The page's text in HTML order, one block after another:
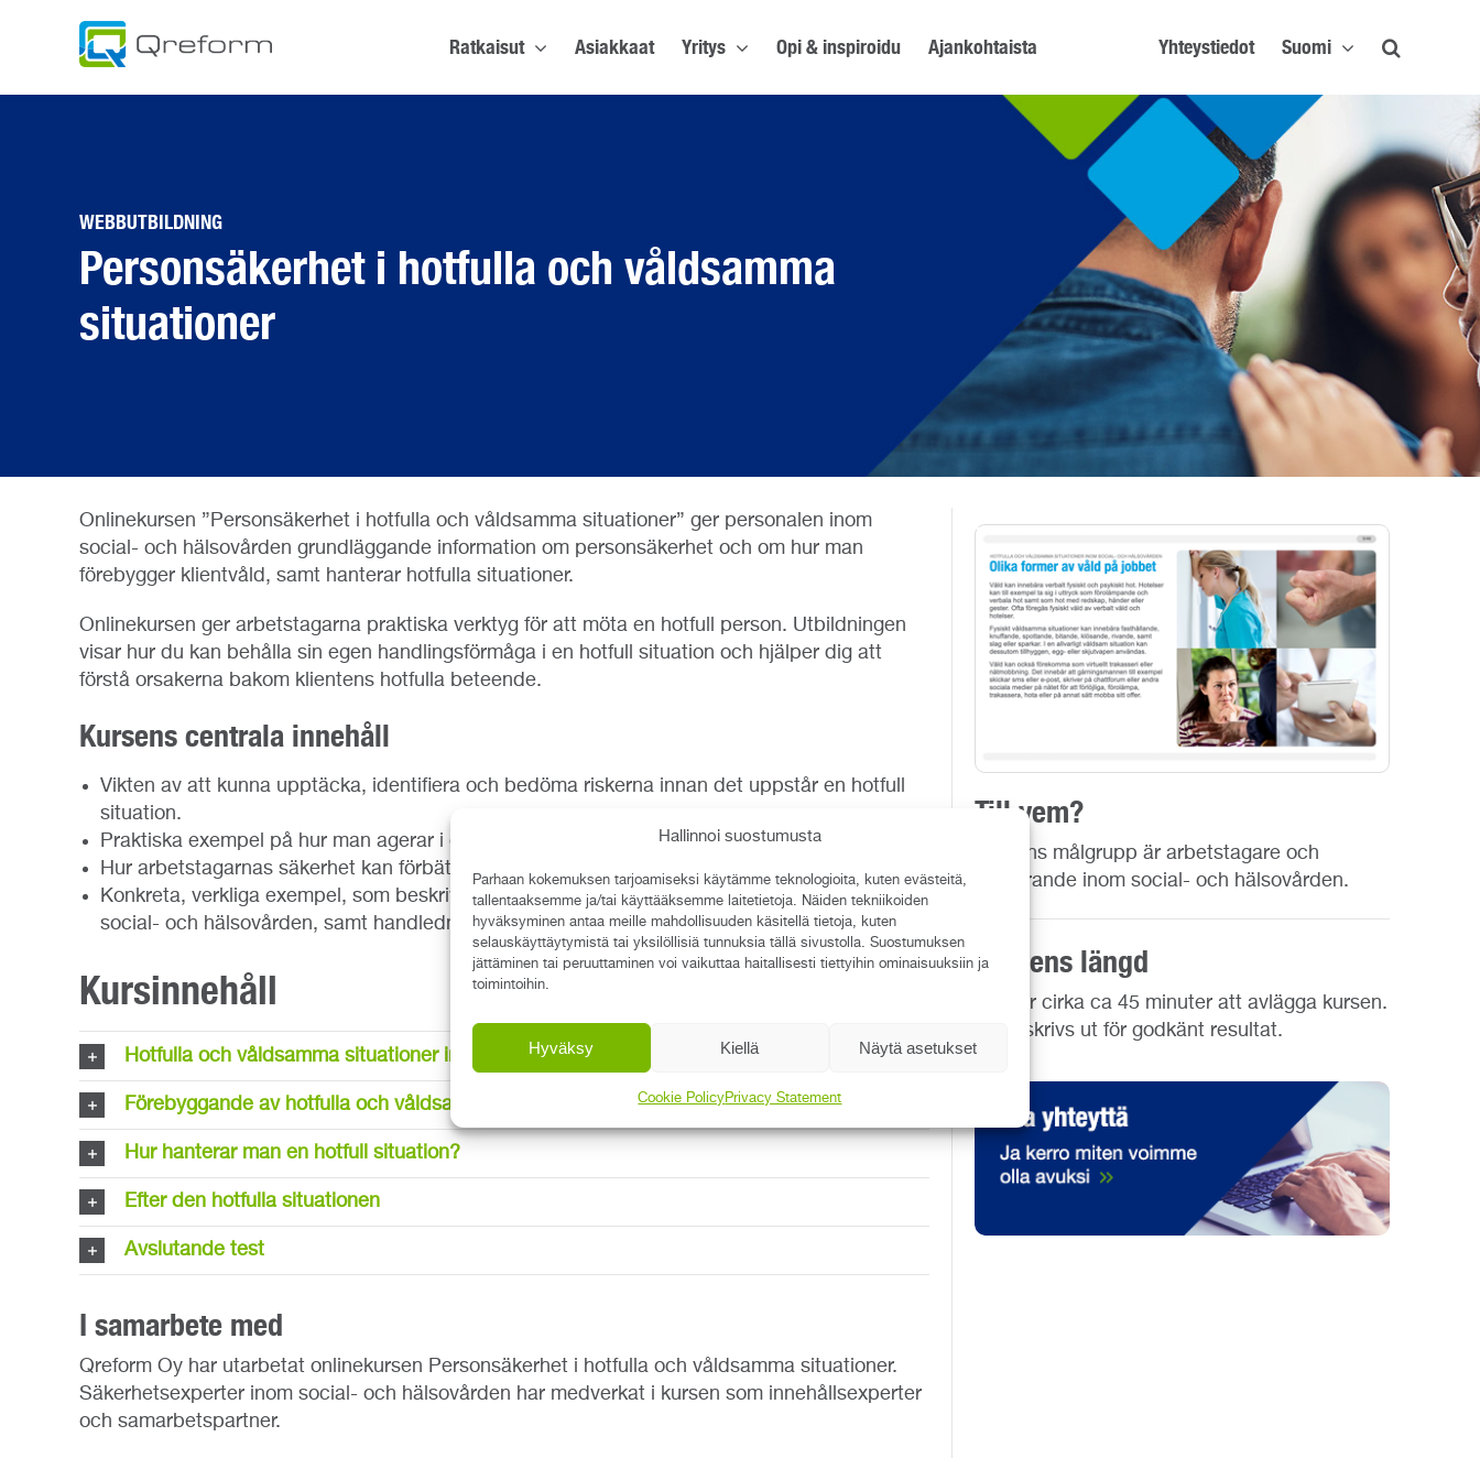
Hallinnoi suostumusta
Parhaan kokemuksen tarjoamiseksi käytämme teknologioita, kuten evästeitä,
tallentaaksemme ja/tai käyttääksemme laitetietoja. Näiden tekniikoiden
hyväksyminen antaa meille mahdollisuuden käsitellä tietoja, kuten
selauskäyttäytymistä tai yksilöllisiä tunnuksia tällä sivustolla. Suostumuksen
jättäminen tai peruuttaminen voi vaikuttaa haitallisesti tiettyihin ominaisuuksiin ja
toimintoihin.
Hyväksy Kiellä Näytä asetukset
Cookie PolicyPrivacy Statement
Ratkaisut Asiakkaat Yritys Opi & inspiroidu Ajankohtaista Yhteystiedot Suomi
WEBBUTBILDNING
Personsäkerhet i hotfulla och våldsamma
situationer
Onlinekursen ”Personsäkerhet i hotfulla och våldsamma situationer” ger personalen inom
social- och hälsovården grundläggande information om personsäkerhet och om hur man
förebygger klientvåld, samt hanterar hotfulla situationer.
Onlinekursen ger arbetstagarna praktiska verktyg för att möta en hotfull person. Utbildningen
visar hur du kan behålla sin egen handlingsförmåga i en hotfull situation och hjälper dig att
förstå orsakerna bakom klientens hotfulla beteende.
Kursens centrala innehåll
Vikten av att kunna upptäcka, identifiera och bedöma riskerna innan det uppstår en hotfull
situation.
Praktiska exempel på hur man agerar i en hotfull situation.
Hur arbetstagarnas säkerhet kan förbättras i samråd med arbetsgivaren.
Konkreta, verkliga exempel, som beskriver typiska hotfulla och våldsamma situationer inom
social- och hälsovården, samt handledning i hur man ska agera i dessa situationer.
Kursinnehåll
Hotfulla och våldsamma situationer inom social- och hälsovården
Förebyggande av hotfulla och våldsamma situationer
Hur hanterar man en hotfull situation?
Efter den hotfulla situationen
Avslutande test
I samarbete med
Qreform Oy har utarbetat onlinekursen Personsäkerhet i hotfulla och våldsamma situationer.
Säkerhetsexperter inom social- och hälsovården har medverkat i kursen som innehållsexperter
och samarbetspartner.
Till vem?
Kursens målgrupp är arbetstagare och
studerande inom social- och hälsovården.
Kursens längd
Det tar cirka ca 45 minuter att avlägga kursen.
Intyg skrivs ut för godkänt resultat.